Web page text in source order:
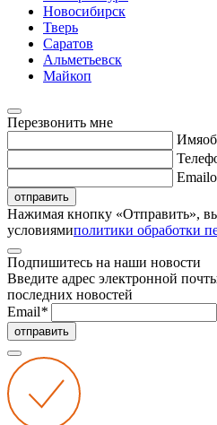
Новосибирск
Тверь
Саратов
Альметьевск
Майкоп
Перезвонить мне
Имя
Email
отправить
Нажимая кнопку «Отправить», вы
условиямиполитики обработки
Подпишитесь на наши новости
Введите адрес электронной
последних новостей
Email*
отправить